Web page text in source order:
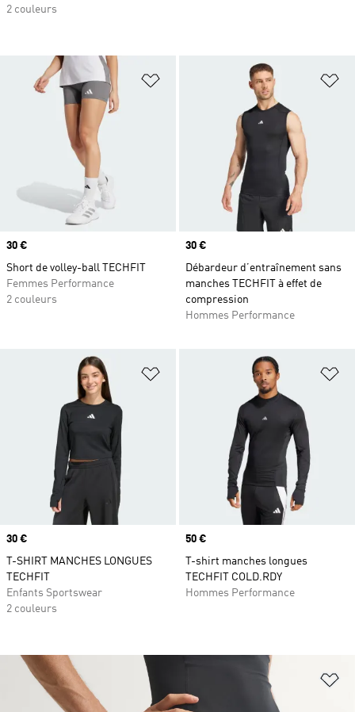
Ajouter à la Liste de produits
Prix
30 €
Short de volley-ball TECHFIT
Femmes Performance
2 couleurs
Prix
30 €
Débardeur d’entraînement sans
manches TECHFIT à effet de
compression
Hommes Performance
Ajouter à la Liste de produits
Prix
30 €
T-SHIRT MANCHES LONGUES
TECHFIT
Enfants Sportswear
2 couleurs
Prix
50 €
T-shirt manches longues
TECHFIT COLD.RDY
Hommes Performance
2 couleurs